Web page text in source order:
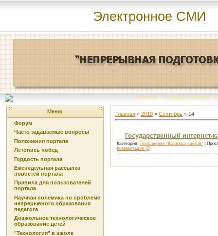
Электронное СМИ
Главная | Команда портала | О
Меню
Форум
Часто задаваемые вопросы
Положения портала
Летопись побед
Гордость портала
Еженедельная рассылка
новостей портала
Правила для пользователей
портала
Научная полемика по проблеме
непрерывного образования
педагога
Дошкольное технологическое
образование детей
"Технология" в школе
Главная » 2010 » Сентябрь » 14
Государственный
Категория: Пополнение "Каталога сайтов" |
Комментарии (0)